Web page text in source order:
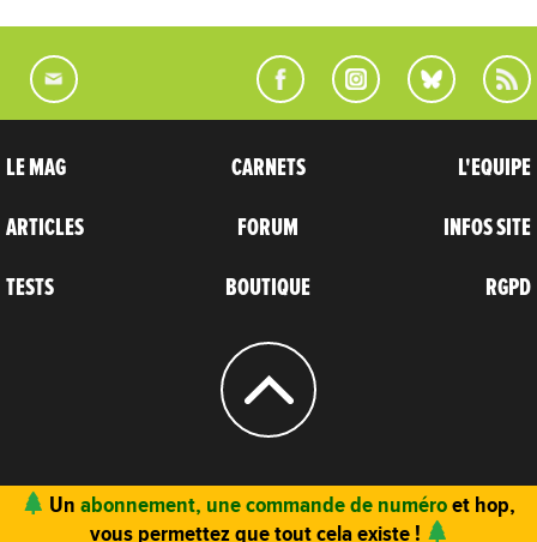
LE MAG
ARTICLES
TESTS
CARNETS
FORUM
BOUTIQUE
L'EQUIPE
INFOS SITE
RGPD
© 2004 - 2026 CARNETS D’AVENTURES
Un abonnement, une commande de numéroet hop,
vous permettez que tout cela existe !